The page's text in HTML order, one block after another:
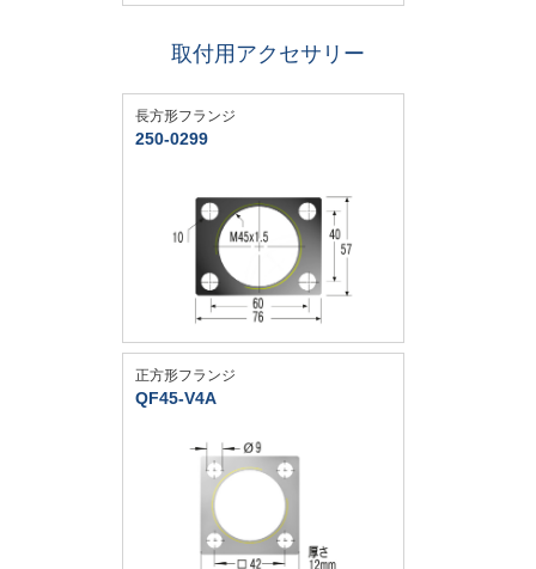
取付用アクセサリー
長方形フランジ
250-0299
正方形フランジ
QF45-V4A